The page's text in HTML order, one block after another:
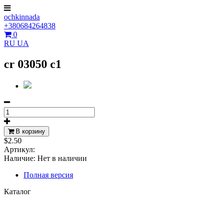
ochkinnada
+380684264838
0
RU UA
cr 03050 c1
В корзину
$2.50
Артикул:
Наличие: Нет в наличии
Полная версия
Каталог